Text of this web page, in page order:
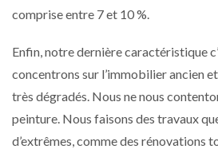
comprise entre 7 et 10 %.
Enfin, notre dernière caractéristique
concentrons sur l’immobilier ancien
très dégradés. Nous ne nous
peinture. Nous faisons des travaux
d’extrêmes, comme des rénovations